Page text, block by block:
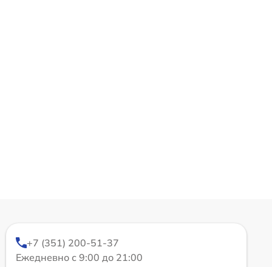
+7 (351) 200-51-37
Ежедневно с 9:00 до 21:00